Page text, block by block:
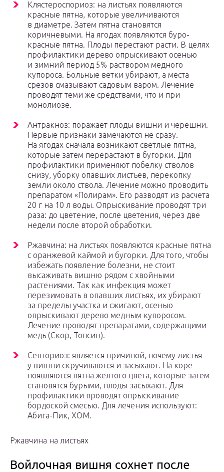
Клястероспориоз: на листьях появляются
красные пятна, которые увеличиваются
в диаметре. Затем пятна становятся
коричневыми. На ягодах появляются буро-
красные пятна. Плоды перестают расти. В целях
профилактики дерево опрыскивают осенью
и зимний период 5% раствором медного
купороса. Больные ветки убирают, а места
срезов смазывают садовым варом. Лечение
проводят теми же средствами, что и при
монолиозе.
Антракноз: поражает плоды вишни и черешни.
Первые признаки замечаются не сразу.
На ягодах сначала возникают светлые пятна,
которые затем перерастают в бугорки. Для
профилактики применяют побелку стволов
снизу, уборку опавших листьев, перекопку
земли около ствола. Лечение можно проводить
препаратом «Полирам». Его разводят из расчета
20 г на 10 л воды. Опрыскивание проводят три
раза: до цветение, после цветения, через две
недели после второй обработки.
Ржавчина: на листьях появляются красные пятна
с оранжевой каймой и бугорки. Для того, чтобы
избежать появление болезни, не стоит
высаживать вишню рядом с хвойными
растениями. Так как инфекция может
перезимовать в опавших листьях, их убирают
за пределы участка и сжигают, осенью
опрыскивают дерево медным купоросом.
Лечение проводят препаратами, содержащими
медь (Скор, Топсин).
Септориоз: является причиной, почему листья
у вишни скручиваются и засыхают. На коре
появляются пятна желтого цвета, которые затем
становятся бурыми, плоды засыхают. Для
профилактики проводят опрыскивание
бордоской смесью. Для лечения используют:
Абига-Пик, ХОМ.
Ржавчина на листьях
Войлочная вишня сохнет после